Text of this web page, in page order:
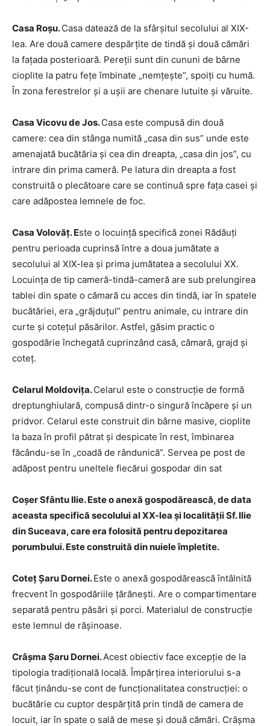
Casa Roşu.Casa datează de la sfârşitul secolului al XIX-
lea. Are două camere despărţite de tindă şi două cămări
la faţada posterioară. Pereţii sunt din cununi de bârne
cioplite la patru feţe îmbinate „nemţeşte”, spoiţi cu humă.
În zona ferestrelor şi a uşii are chenare lutuite şi văruite.
Casa Vicovu de Jos.Casa este compusă din două
camere: cea din stânga numită „casa din sus” unde este
amenajată bucătăria şi cea din dreapta, „casa din jos”, cu
intrare din prima cameră. Pe latura din dreapta a fost
construită o plecătoare care se continuă spre faţa casei şi
care adăpostea lemnele de foc.
Casa Volovăţ. Este o locuinţă specifică zonei Rădăuţi
pentru perioada cuprinsă între a doua jumătate a
secolului al XIX-lea şi prima jumătatea a secolului XX.
Locuinţa de tip cameră-tindă-cameră are sub prelungirea
tablei din spate o cămară cu acces din tindă, iar în spatele
bucătăriei, era „grăjduţul” pentru animale, cu intrare din
curte şi coteţul păsărilor. Astfel, găsim practic o
gospodărie închegată cuprinzând casă, cămară, grajd şi
coteţ.
Celarul Moldoviţa.Celarul este o construcţie de formă
dreptunghiulară, compusă dintr-o singură încăpere şi un
pridvor. Celarul este construit din bârne masive, cioplite
la baza în profil pătrat şi despicate în rest, îmbinarea
făcându-se în „coadă de rândunică”. Servea pe post de
adăpost pentru uneltele fiecărui gospodar din sat
Coşer Sfântu Ilie. Este o anexă gospodărească, de data
aceasta specifică secolului al XX-lea și localității Sf. Ilie
din Suceava, care era folosită pentru depozitarea
porumbului. Este construită din nuiele împletite.
Coteţ Şaru Dornei.Este o anexă gospodărească întâlnită
frecvent în gospodăriile ţărăneşti. Are o compartimentare
separată pentru păsări şi porci. Materialul de construcţie
este lemnul de răşinoase.
Crâşma Şaru Dornei.Acest obiectiv face excepţie de la
tipologia tradiţională locală. Împărţirea interiorului s-a
făcut ţinându-se cont de funcţionalitatea construcţiei: o
bucătărie cu cuptor despărţită prin tindă de camera de
locuit, iar în spate o sală de mese şi două cămări. Crâșma